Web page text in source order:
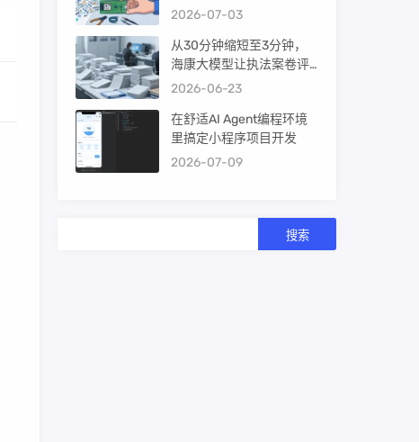
ESP32-C6 直接组 Thread
2026-07-03
从30分钟缩短至3分钟，
海康大模型让执法案卷评
查提效10倍！
2026-06-23
在舒适AI Agent编程环境
里搞定小程序项目开发
2026-07-09